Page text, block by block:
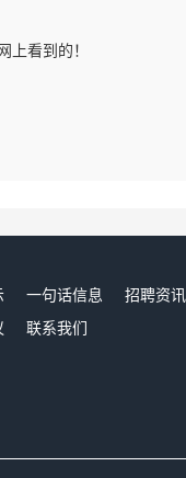
上看到的！
一句话信息 招聘资讯
联系我们